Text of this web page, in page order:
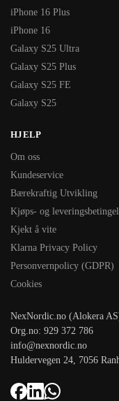
iPhone 16 Plus
iPhone 16
Galaxy S25 Ultra
Galaxy S25 Plus
Galaxy S25 FE
Galaxy S25
HJELP
Om oss
Kundeservice
Bærekraftig Utvikling
Kjøps- og
Kjekt å vite
Klarna Privacy Policy
Personvernpolicy (GDPR)
Cookies
NexNordic.no (Alokera
Org.no: 929 372 786
info@nexnordic.no
Huldervegen 24, 7056